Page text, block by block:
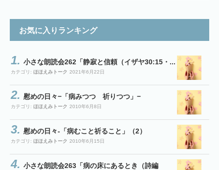
お気に入りランキング
小さな朗読会262「静寂と信頼（イザヤ30:15・...
カテゴリ: ほほえみトーク 2021年6月22日
慰めの日々−「病みつつ 祈りつつ」−
カテゴリ: ほほえみトーク 2010年6月8日
慰めの日々-「病むこと祈ること」（2）
カテゴリ: ほほえみトーク 2010年6月15日
小さな朗読会263「病の床にあるとき（詩編